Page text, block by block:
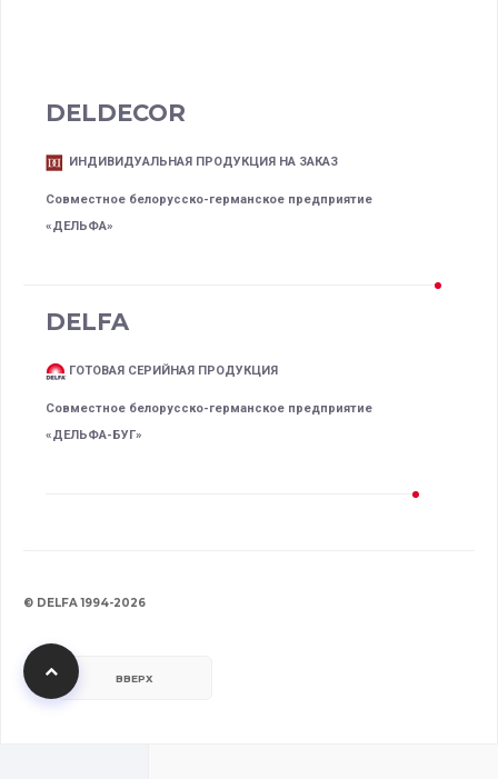
DELDECOR
ИНДИВИДУАЛЬНАЯ ПРОДУКЦИЯ НА ЗАКАЗ
Совместное белорусско-германское предприятие
«ДЕЛЬФА»
DELFA
ГОТОВАЯ СЕРИЙНАЯ ПРОДУКЦИЯ
Совместное белорусско-германское предприятие
«ДЕЛЬФА-БУГ»
© DELFA 1994-2026
ВВЕРХ